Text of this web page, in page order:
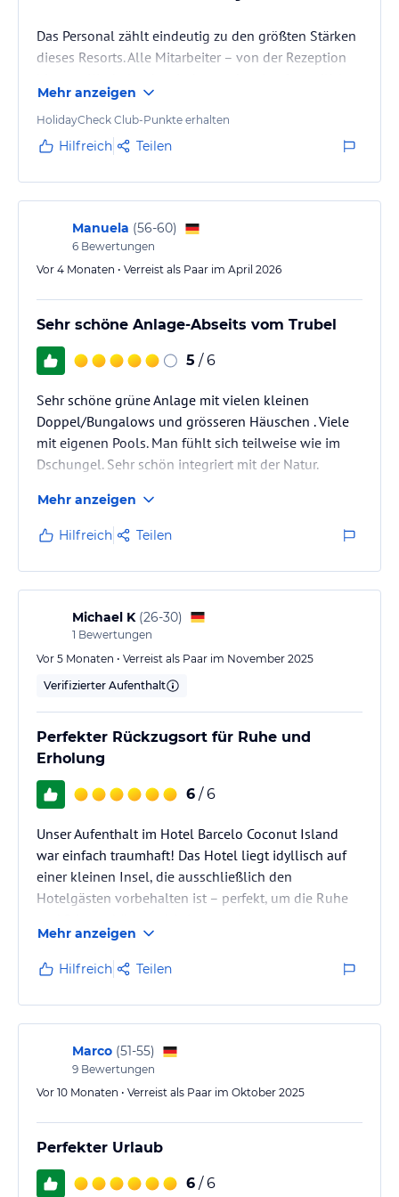
lies vor der Buchung die verbindlichen Angebotsdetailsdes
jeweiligen Veranstalters.
Das Personal zählt eindeutig zu den größten Stärken
dieses Resorts. Alle Mitarbeiter – von der Rezeption
und hilfsbereit. Organisation funktioniert
reibungslos: Ausflugsbuchungen, Taxiorganisation
und Barbehebung an der Rezeption (5 % Gebühr bei
laufen pragmatisch und schnell. Wäscheservice
ebenfalls zügig und zu einem fairen Preis.
⭐ Unterhaltung & Kinderbetreuung — Sehr…
Mehr anzeigen
HolidayCheck Club-Punkte erhalten
Hilfreich Teilen
Manuela (56-60)
6 Bewertungen
Vor 4 Monaten • Verreist als Paar im April 2026
Sehr schöne Anlage-Abseits vom Trubel
5 / 6
Sehr schöne grüne Anlage mit vielen kleinen
Doppel/Bungalows und grösseren Häuschen . Viele
mit eigenen Pools. Man fühlt sich teilweise wie im
Dschungel. Sehr schön integriert mit der Natur.
Mehr anzeigen
Hilfreich Teilen
Michael K (26-30)
1 Bewertungen
Vor 5 Monaten • Verreist als Paar im November 2025
Verifizierter Aufenthalt
Perfekter Rückzugsort für Ruhe und
Erholung
6 / 6
Unser Aufenthalt im Hotel Barcelo Coconut Island
war einfach traumhaft! Das Hotel liegt idyllisch auf
einer kleinen Insel, die ausschließlich den
Hotelgästen vorbehalten ist – perfekt, um die Ruhe
Wir hatten eine wunderschöne Suite mit eigenem
Whirlpool, die keine Wünsche offenließ. Das Essen
war abwechslungsreich und lecker – man fand immer
etwas Passendes und ging garantiert nie hungrig
vom Tisch. Besonders hervorheben möchte ich das
Personal: Die Herzlichkeit und…
Mehr anzeigen
Hilfreich Teilen
Marco (51-55)
9 Bewertungen
Vor 10 Monaten • Verreist als Paar im Oktober 2025
Perfekter Urlaub
6 / 6